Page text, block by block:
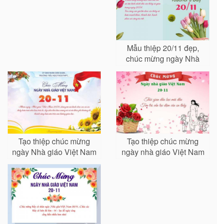
Mẫu thiệp 20/11 đẹp,
chúc mừng ngày Nhà
giáo Việt Nam 20/11
Tạo thiệp chúc mừng
ngày Nhà giáo Việt Nam
dành cho các cơ quan
đoàn thể
Tạo thiệp chúc mừng
ngày nhà giáo Việt Nam